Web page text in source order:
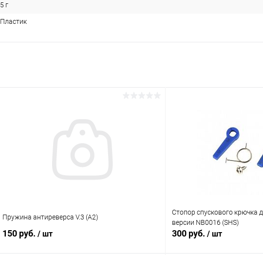
5 г
Пластик
Пружина антиреверса V.3 (A2)
150 руб. / шт
Стопор спускового крючка
версии NB0016 (SHS)
300 руб. / шт